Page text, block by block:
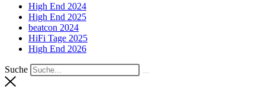
High End 2024
High End 2025
beatcon 2024
HiFi Tage 2025
High End 2026
Suche